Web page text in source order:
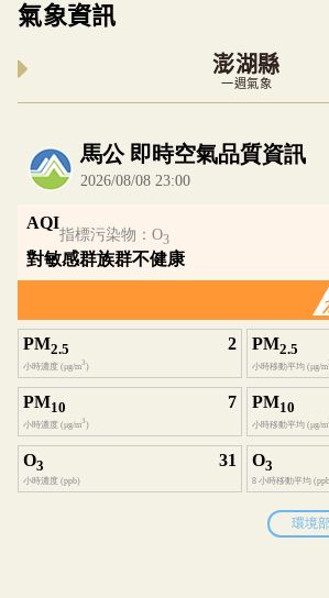
氣象資訊
澎湖縣
一週氣象
內嵌空氣品質小工具為視覺